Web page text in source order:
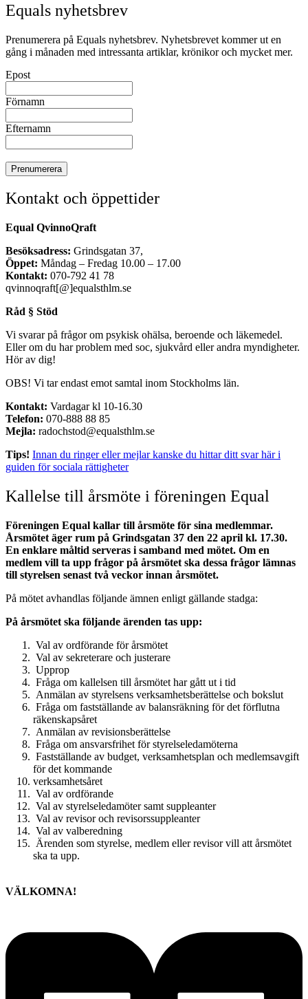
Equals nyhetsbrev
Prenumerera på Equals nyhetsbrev. Nyhetsbrevet kommer ut en
gång i månaden med intressanta artiklar, krönikor och mycket mer.
Epost
Förnamn
Efternamn
Kontakt och öppettider
Equal QvinnoQraft
Besöksadress: Grindsgatan 37,
Öppet: Måndag – Fredag 10.00 – 17.00
Kontakt: 070-792 41 78
qvinnoqraft[@]equalsthlm.se
Råd § Stöd
Vi svarar på frågor om psykisk ohälsa, beroende och läkemedel.
Eller om du har problem med soc, sjukvård eller andra myndigheter.
Hör av dig!
OBS! Vi tar endast emot samtal inom Stockholms län.
Kontakt: Vardagar kl 10-16.30
Telefon: 070-888 88 85
Mejla: radochstod@equalsthlm.se
Tips! Innan du ringer eller mejlar kanske du hittar ditt svar här i
guiden för sociala rättigheter
Kallelse till årsmöte i föreningen Equal
Föreningen Equal kallar till årsmöte för sina medlemmar.
Årsmötet äger rum på Grindsgatan 37 den 22 april kl. 17.30.
En enklare måltid serveras i samband med mötet. Om en
medlem vill ta upp frågor på årsmötet ska dessa frågor lämnas
till styrelsen senast två veckor innan årsmötet.
På mötet avhandlas följande ämnen enligt gällande stadga:
På årsmötet ska följande ärenden tas upp:
Val av ordförande för årsmötet
Val av sekreterare och justerare
Upprop
Fråga om kallelsen till årsmötet har gått ut i tid
Anmälan av styrelsens verksamhetsberättelse och bokslut
Fråga om fastställande av balansräkning för det förflutna
räkenskapsåret
Anmälan av revisionsberättelse
Fråga om ansvarsfrihet för styrelseledamöterna
Fastställande av budget, verksamhetsplan och medlemsavgift
för det kommande
verksamhetsåret
Val av ordförande
Val av styrelseledamöter samt suppleanter
Val av revisor och revisorssuppleanter
Val av valberedning
Ärenden som styrelse, medlem eller revisor vill att årsmötet
ska ta upp.
VÄLKOMNA!